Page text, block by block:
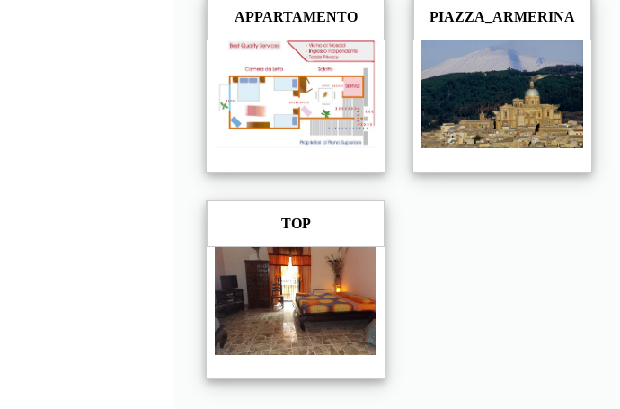
APPARTAMENTO PIAZZA_ARMERINA
TOP